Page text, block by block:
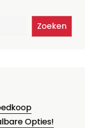
Zoeken
Opties!